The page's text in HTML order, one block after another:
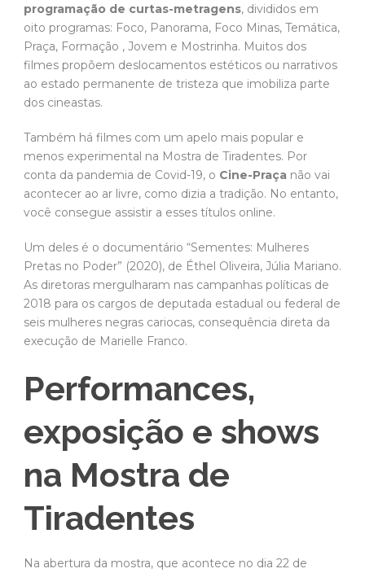
programação de curtas-metragens, divididos em
oito programas: Foco, Panorama, Foco Minas, Temática,
Praça, Formação , Jovem e Mostrinha. Muitos dos
filmes propõem deslocamentos estéticos ou narrativos
ao estado permanente de tristeza que imobiliza parte
dos cineastas.
Também há filmes com um apelo mais popular e
menos experimental na Mostra de Tiradentes. Por
conta da pandemia de Covid-19, o Cine-Praça não vai
acontecer ao ar livre, como dizia a tradição. No entanto,
você consegue assistir a esses títulos online.
Um deles é o documentário “Sementes: Mulheres
Pretas no Poder” (2020), de Éthel Oliveira, Júlia Mariano.
As diretoras mergulharam nas campanhas políticas de
2018 para os cargos de deputada estadual ou federal de
seis mulheres negras cariocas, consequência direta da
execução de Marielle Franco.
Performances,
exposição e shows
na Mostra de
Tiradentes
Na abertura da mostra, que acontece no dia 22 de